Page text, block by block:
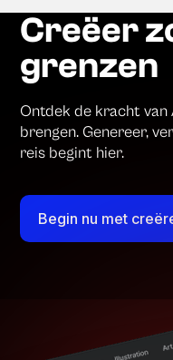
Creëer
grenzen
Ontdek de kracht van
brengen. Genereer,
reis begint hier.
Begin nu met